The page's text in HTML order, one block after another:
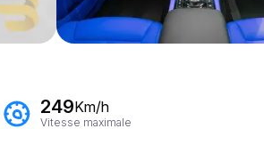
249Km/h
Vitesse maximale